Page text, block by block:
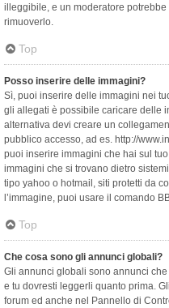
illeggibile, e un moderatore
rimuoverlo.
Top
Posso inserire delle immagini?
Sì, puoi inserire delle immagini nei
gli allegati è possibile caricare delle
alternativa devi creare un
pubblico accesso, ad es. http://
puoi inserire immagini che hai sul
immagini che si trovano dietro
tipo yahoo o hotmail, siti protetti da
l’immagine, puoi usare il comando
Top
Che cosa sono gli annunci globali?
Gli annunci globali sono annunci
e tu dovresti leggerli quanto prima.
forum ed anche nel Pannello di